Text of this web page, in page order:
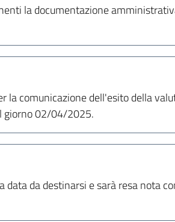
la documentazione
la comunicazione dell'esito della
giorno 02/04/2025.
da destinarsi e sarà resa nota